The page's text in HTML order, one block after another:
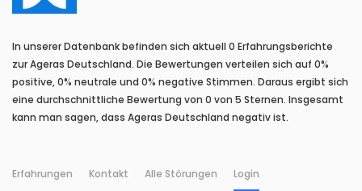
In unserer Datenbank befinden sich aktuell 0 Erfahrungsberichte
zur Ageras Deutschland. Die Bewertungen verteilen sich auf 0%
positive, 0% neutrale und 0% negative Stimmen. Daraus ergibt sich
eine durchschnittliche Bewertung von 0 von 5 Sternen. Insgesamt
kann man sagen, dass Ageras Deutschland negativ ist.
Erfahrungen Kontakt Alle Störungen Login